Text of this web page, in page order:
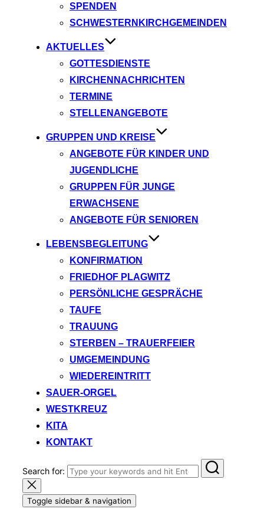
SPENDEN
SCHWESTERNKIRCHGEMEINDEN
AKTUELLES
GOTTESDIENSTE
KIRCHENNACHRICHTEN
TERMINE
STELLENANGEBOTE
GRUPPEN UND KREISE
ANGEBOTE FÜR KINDER UND
JUGENDLICHE
GRUPPEN FÜR JUNGE
ERWACHSENE
ANGEBOTE FÜR SENIOREN
LEBENSBEGLEITUNG
KONFIRMATION
FRIEDHOF PLAGWITZ
PERSÖNLICHE GESPRÄCHE
TAUFE
TRAUUNG
STERBEN – TRAUERFEIER
UMGEMEINDUNG
WIEDEREINTRITT
SAUER-ORGEL
WESTKREUZ
KITA
KONTAKT
Search for:
Toggle sidebar & navigation